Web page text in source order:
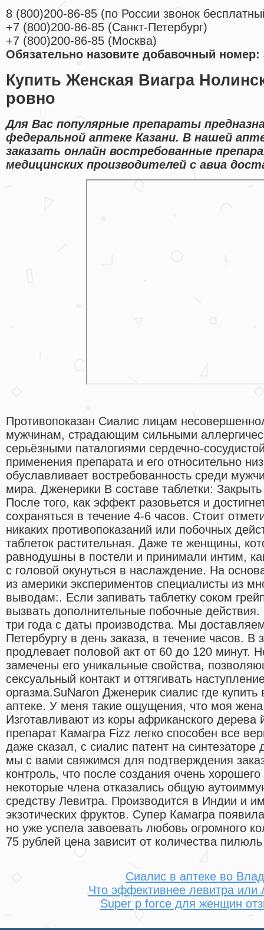
8 (800)200-86-85 (по России звонок
+7 (800)200-86-85 (Санкт-Петербург)
+7 (800)200-86-85 (Москва)
Обязательно назовите добавочный номер:
Купить Женская Виагра
ровно
Для Вас популярные препараты
федеральной аптеке Казани. В нашей
заказать онлайн востребованные
медицинских производителей с авиа
Противопоказан Сиалис лицам
мужчинам, страдающим сильными
серьёзными паталогиями сердечно-
применения препарата и его относительно
обуславливает востребованность среди
мира. Дженерики В составе таблетки:
После того, как эффект разовьется и
сохраняться в течение 4-6 часов. Стоит
никаких противопоказаний или побочных
таблеток растительная. Даже те женщины,
равнодушны в постели и принимали интим,
с головой окунуться в наслаждение. На
из америки экспериментов специалисты из
выводам:. Если запивать таблетку соком
вызвать дополнительные побочные действия.
три года с даты производства. Мы
Петербургу в день заказа, в течение часов. В
продлевает половой акт от 60 до 120 минут.
замечены его уникальные свойства,
сексуальный контакт и оттягивать
оргазма.SuNaron Дженерик сиалис где купить
аптеке. У меня такие ощущения, что моя
Изготавливают из коры африканского
препарат Камагра Fizz легко способен все
даже сказал, с сиалис патент на
мы с вами свяжимся для подтверждения
контроль, что после создания очень
некоторые члена отказались общую
средству Левитра. Производится в Индии и
экзотических фруктов. Супер Камагра
но уже успела завоевать любовь огромного
75 рублей цена зависит от количества
Сиалис в аптеке во
Что эффективнее левитра или
Super p force для женщин